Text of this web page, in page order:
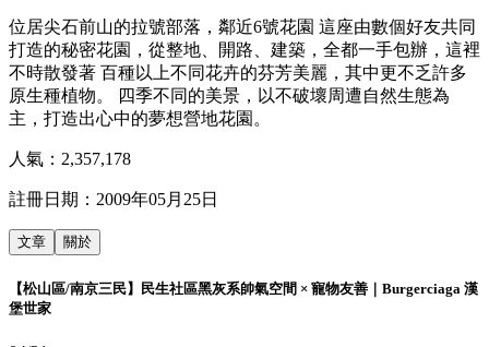
位居尖石前山的拉號部落，鄰近6號花園 這座由數個好友共同
打造的秘密花園，從整地、開路、建築，全都一手包辦，這裡
不時散發著 百種以上不同花卉的芬芳美麗，其中更不乏許多
原生種植物。 四季不同的美景，以不破壞周遭自然生態為
主，打造出心中的夢想營地花園。
人氣： 2,357,178
註冊日期： 2009年05月25日
文章 關於
【松山區/南京三民】民生社區黑灰系帥氣空間 × 寵物友善｜Burgerciaga 漢
堡世家